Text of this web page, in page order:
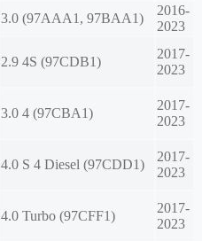
3.0 (97AAA1, 97BAA1)
2016-
2023
2.9 4S (97CDB1)
2017-
2023
3.0 4 (97CBA1)
2017-
2023
4.0 S 4 Diesel (97CDD1)
2017-
2023
4.0 Turbo (97CFF1)
2017-
2023